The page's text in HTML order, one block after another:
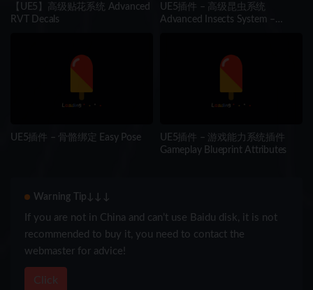
【UE5】高级贴花系统 Advanced
RVT Decals
UE5插件 – 高级昆虫系统
Advanced Insects System –
UE5插件 – 骨骼绑定 Easy Pose
UE5插件 – 游戏能力系统插件
Gameplay Blueprint Attributes
Warning Tip↓↓↓
If you are not in China and can’t use Baidu disk, it is not
recommended to buy it, you need to contact the
webmaster for advice!
Click